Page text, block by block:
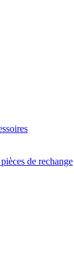
de rechange